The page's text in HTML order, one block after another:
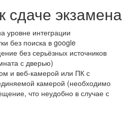
сдаче экзамена
уровне интеграции
без поиска в google
без серьёзных источников
с дверью)
и веб-камерой или ПК с
камерой (необходимо
что неудобно в случае с